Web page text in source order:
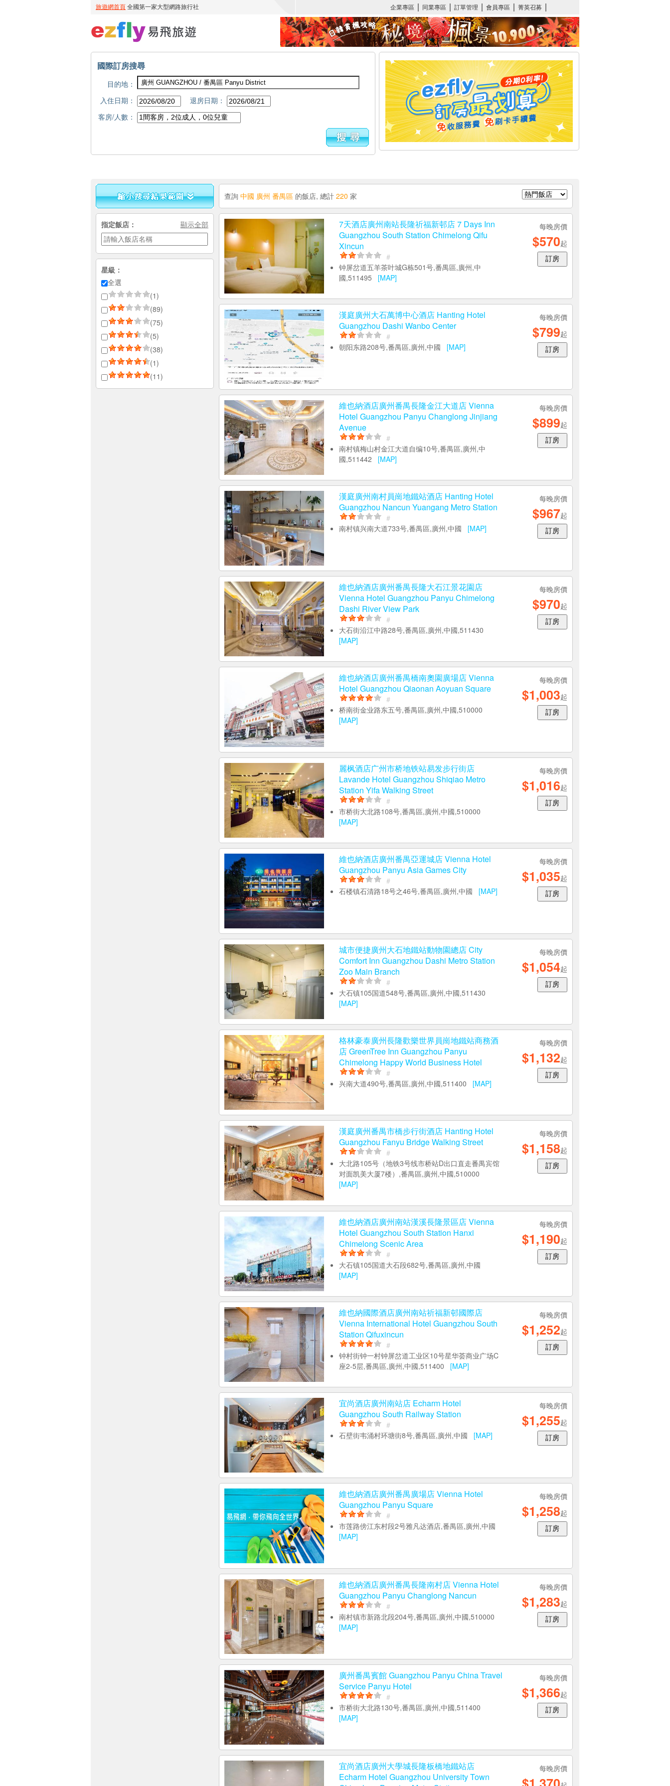
國際訂房搜尋
目的地：
入住日期：
退房日期：
客房/人數：
指定飯店： 顯示全部
星級：
全選
(1)
(89)
(75)
(5)
(38)
(1)
(11)
查詢 中國 廣州 番禺區 的飯店, 總計 220 家
每晚房價
$570起
訂房
7天酒店廣州南站長隆祈福新邨店 7 Days Inn
Guangzhou South Station Chimelong Qifu
Xincun
#
钟屏岔道五羊茶叶城G栋501号,番禺區,廣州,中
國,511495 [MAP]
每晚房價
$799起
訂房
漢庭廣州大石萬博中心酒店 Hanting Hotel
Guangzhou Dashi Wanbo Center
#
朝阳东路208号,番禺區,廣州,中國 [MAP]
每晚房價
$899起
訂房
維也納酒店廣州番禺長隆金江大道店 Vienna
Hotel Guangzhou Panyu Changlong Jinjiang
Avenue
#
南村镇梅山村金江大道自编10号,番禺區,廣州,中
國,511442 [MAP]
每晚房價
$967起
訂房
漢庭廣州南村員崗地鐵站酒店 Hanting Hotel
Guangzhou Nancun Yuangang Metro Station
#
南村镇兴南大道733号,番禺區,廣州,中國 [MAP]
每晚房價
$970起
訂房
維也納酒店廣州番禺長隆大石江景花園店
Vienna Hotel Guangzhou Panyu Chimelong
Dashi River View Park
#
大石街沿江中路28号,番禺區,廣州,中國,511430
[MAP]
每晚房價
$1,003起
訂房
維也納酒店廣州番禺橋南奧園廣場店 Vienna
Hotel Guangzhou Qiaonan Aoyuan Square
#
桥南街金业路东五号,番禺區,廣州,中國,510000
[MAP]
每晚房價
$1,016起
訂房
麗枫酒店广州市桥地铁站易发步行街店
Lavande Hotel Guangzhou Shiqiao Metro
Station Yifa Walking Street
#
市桥街大北路108号,番禺區,廣州,中國,510000
[MAP]
每晚房價
$1,035起
訂房
維也納酒店廣州番禺亞運城店 Vienna Hotel
Guangzhou Panyu Asia Games City
#
石楼镇石清路18号之46号,番禺區,廣州,中國 [MAP]
每晚房價
$1,054起
訂房
城市便捷廣州大石地鐵站動物園總店 City
Comfort Inn Guangzhou Dashi Metro Station
Zoo Main Branch
#
大石镇105国道548号,番禺區,廣州,中國,511430
[MAP]
每晚房價
$1,132起
訂房
格林豪泰廣州長隆歡樂世界員崗地鐵站商務酒
店 GreenTree Inn Guangzhou Panyu
Chimelong Happy World Business Hotel
#
兴南大道490号,番禺區,廣州,中國,511400 [MAP]
每晚房價
$1,158起
訂房
漢庭廣州番禺市橋步行街酒店 Hanting Hotel
Guangzhou Fanyu Bridge Walking Street
#
大北路105号（地铁3号线市桥站D出口直走番禺宾馆
对面凯美大厦7楼）,番禺區,廣州,中國,510000
[MAP]
每晚房價
$1,190起
訂房
維也納酒店廣州南站漢溪長隆景區店 Vienna
Hotel Guangzhou South Station Hanxi
Chimelong Scenic Area
#
大石镇105国道大石段682号,番禺區,廣州,中國
[MAP]
每晚房價
$1,252起
訂房
維也納國際酒店廣州南站祈福新邨國際店
Vienna International Hotel Guangzhou South
Station Qifuxincun
#
钟村街钟一村钟屏岔道工业区10号星华荟商业广场C
座2-5层,番禺區,廣州,中國,511400 [MAP]
每晚房價
$1,255起
訂房
宜尚酒店廣州南站店 Echarm Hotel
Guangzhou South Railway Station
#
石壁街韦涌村环塘街8号,番禺區,廣州,中國 [MAP]
每晚房價
$1,258起
訂房
維也納酒店廣州番禺廣場店 Vienna Hotel
Guangzhou Panyu Square
#
市莲路傍江东村段2号雅凡达酒店,番禺區,廣州,中國
[MAP]
每晚房價
$1,283起
訂房
維也納酒店廣州番禺長隆南村店 Vienna Hotel
Guangzhou Panyu Changlong Nancun
#
南村镇市新路北段204号,番禺區,廣州,中國,510000
[MAP]
每晚房價
$1,366起
訂房
廣州番禺賓館 Guangzhou Panyu China Travel
Service Panyu Hotel
#
市桥街大北路130号,番禺區,廣州,中國,511400
[MAP]
每晚房價
宜尚酒店廣州大學城長隆板橋地鐵站店
Echarm Hotel Guangzhou University Town